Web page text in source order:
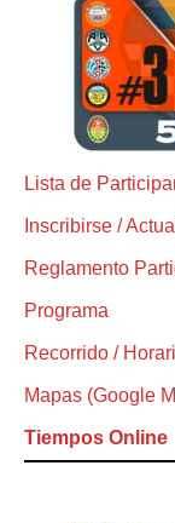
Lista de
Inscribirse /
Reglamento
Programa
Recorrido /
Mapas (Google
Tiempos Online